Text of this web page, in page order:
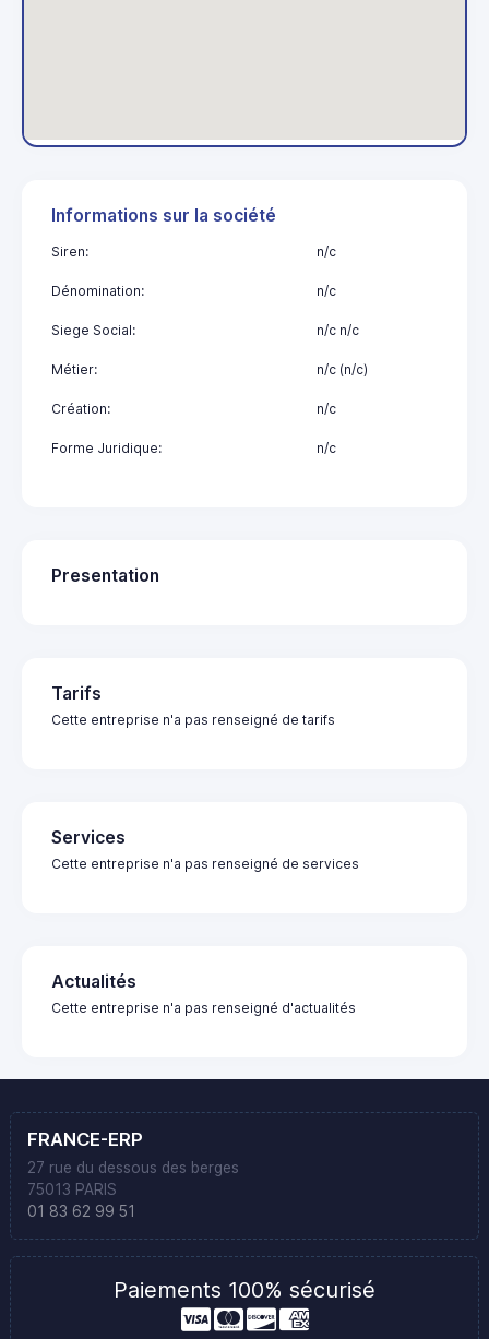
Informations sur la société
Siren: n/c
Dénomination: n/c
Siege Social: n/c n/c
Métier: n/c (n/c)
Création: n/c
Forme Juridique: n/c
Presentation
Tarifs
Cette entreprise n'a pas renseigné de tarifs
Services
Cette entreprise n'a pas renseigné de services
Actualités
Cette entreprise n'a pas renseigné d'actualités
FRANCE-ERP
27 rue du dessous des berges
75013 PARIS
01 83 62 99 51
Paiements 100% sécurisé